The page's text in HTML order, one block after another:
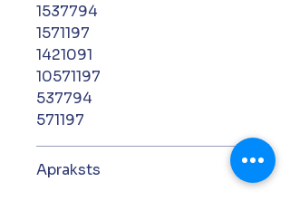
1537794
1571197
1421091
10571197
537794
571197
Apraksts